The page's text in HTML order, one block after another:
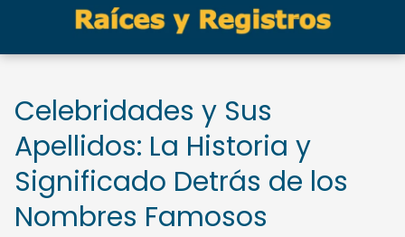
Celebridades y Sus
Apellidos: La Historia y
Significado Detrás de los
Nombres Famosos